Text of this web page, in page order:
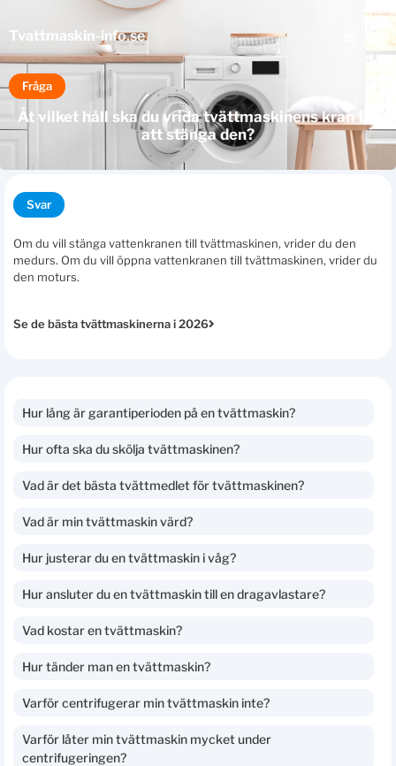
Tvattmaskin-info.se
Fråga
Åt vilket håll ska du vrida tvättmaskinens kran för
att stänga den?
Svar
Om du vill stänga vattenkranen till tvättmaskinen, vrider du den
medurs. Om du vill öppna vattenkranen till tvättmaskinen, vrider du
den moturs.
Se de bästa tvättmaskinerna i 2026
Hur lång är garantiperioden på en tvättmaskin?
Hur ofta ska du skölja tvättmaskinen?
Vad är det bästa tvättmedlet för tvättmaskinen?
Vad är min tvättmaskin värd?
Hur justerar du en tvättmaskin i våg?
Hur ansluter du en tvättmaskin till en dragavlastare?
Vad kostar en tvättmaskin?
Hur tänder man en tvättmaskin?
Varför centrifugerar min tvättmaskin inte?
Varför låter min tvättmaskin mycket under
centrifugeringen?